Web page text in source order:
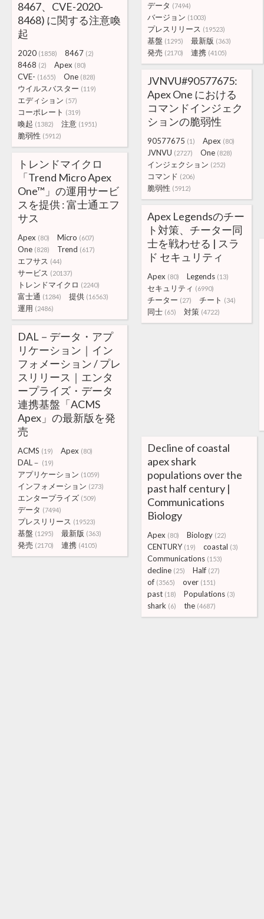
データ (7494)
バージョン (1003)
プレスリリース (19523)
基盤 (1295) 最新版 (363)
発売 (2170) 連携 (4105)
8467、CVE-2020-
8468) に関する注意喚
起
2020 (1858) 8467 (2)
8468 (2) Apex (80)
CVE- (1655) One (828)
ウイルスバスター (119)
エディション (57)
コーポレート (319)
喚起 (1382) 注意 (1951)
脆弱性 (5912)
JVNVU#90577675:
Apex One における
コマンドインジェク
ションの脆弱性
90577675 (1) Apex (80)
JVNVU (2727) One (828)
インジェクション (252)
コマンド (206)
脆弱性 (5912)
トレンドマイクロ
「Trend Micro Apex
One™」の運用サービ
スを提供 : 富士通エフ
サス
Apex (80) Micro (607)
One (828) Trend (617)
エフサス (44)
サービス (20137)
トレンドマイクロ (2240)
富士通 (1284) 提供 (16563)
運用 (2486)
Apex Legendsのチー
ト対策、チーター同
士を戦わせる | スラ
ド セキュリティ
Apex (80) Legends (13)
セキュリティ (6990)
チーター (27) チート (34)
同士 (65) 対策 (4722)
DAL－データ・アプ
リケーション｜イン
フォメーション / プレ
スリリース｜エンタ
ープライズ・データ
連携基盤「ACMS
Apex」の最新版を発
売
ACMS (19) Apex (80)
DAL－ (19)
アプリケーション (1059)
インフォメーション (273)
エンタープライズ (509)
データ (7494)
プレスリリース (19523)
基盤 (1295) 最新版 (363)
発売 (2170) 連携 (4105)
Decline of coastal
apex shark
populations over the
past half century |
Communications
Biology
Apex (80) Biology (22)
CENTURY (19) coastal (3)
Communications (153)
decline (25) Half (27)
of (3565) over (151)
past (18) Populations (3)
shark (6) the (4687)